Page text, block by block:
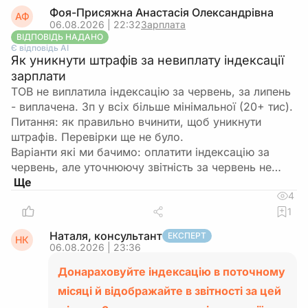
кабінеті.
Якщо отримаєте письмову відповідь про
визнання декларації помилково поданою
або зняття її актуальності — перевірте, що
нарахування зникли.
Якщо відповіді немає або нарахування не
зняті
Подайте повторний лист із чітким
поданою декларацію платника єдиного
податку за 2 півріччя 2025 року, оскільки
на цю дату я не був зареєстрований як
ФОП та платник єдиного податку».
За можливості зверніться до податкової
АФ Фоя-Присяжна Анастасія Олександрівна
06.08.2026 | 22:32Зарплата
ВІДПОВІДЬ НАДАНО
Є відповідь АІ
Як уникнути штрафів за невиплату індексації
зарплати
ТОВ не виплатила індексацію за червень, за липень
- виплачена. Зп у всіх більше мінімальної (20+ тис).
Питання: як правильно вчинити, щоб уникнути
штрафів. Перевірки ще не було.
Варіанти які ми бачимо: оплатити індексацію за
червень, але уточнюючу звітність за червень не…
4
1
НК Наталя, консультант ЕКСПЕРТ
06.08.2026 | 23:36
Донараховуйте індексацію в поточному
місяці й відображайте в звітності за цей